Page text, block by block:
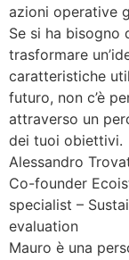
azioni operative
Se si ha
trasformare
caratteristiche
futuro, non c’è
attraverso un
dei tuoi obiettivi.
Alessandro
Co-founder
specialist –
evaluation
Mauro è una